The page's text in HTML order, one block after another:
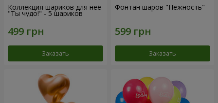
Коллекция шариков для неё
"Ты чудо!" - 5 шариков
Заказать
Фонтан шаров "Нежность"
Заказать